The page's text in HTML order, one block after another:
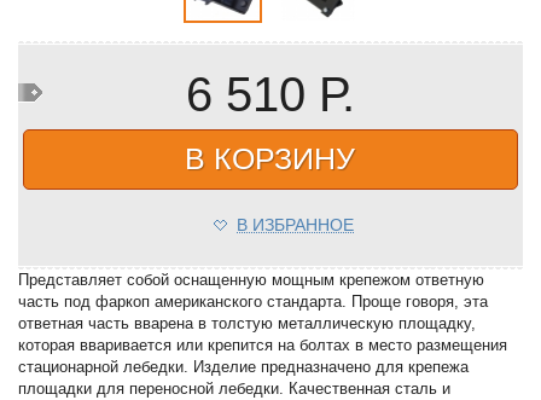
6 510 Р.
В КОРЗИНУ
В ИЗБРАННОЕ
Представляет собой оснащенную мощным крепежом ответную
часть под фаркоп американского стандарта. Проще говоря, эта
ответная часть вварена в толстую металлическую площадку,
которая вваривается или крепится на болтах в место размещения
стационарной лебедки. Изделие предназначено для крепежа
площадки для переносной лебедки. Качественная сталь и